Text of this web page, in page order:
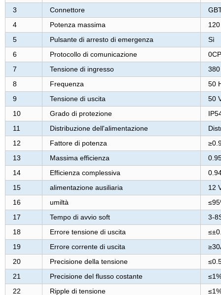
3 Connettore
4
Potenza massima
5
Pulsante di arresto di emergenza
Sì
6
Protocollo di comunicazione
7
Tensione di ingresso
8
Frequenza
50
9
Tensione di uscita
50
10
Grado di protezione
11
Distribuzione dell'alimentazione
12
Fattore di potenza
13
Massima efficienza
14
Efficienza complessiva
15
alimentazione ausiliaria
12
16
umiltà
17
Tempo di avvio soft
3-
18
Errore tensione di uscita
19
Errore corrente di uscita
20
Precisione della tensione
21
Precisione del flusso costante
22
Ripple di tensione